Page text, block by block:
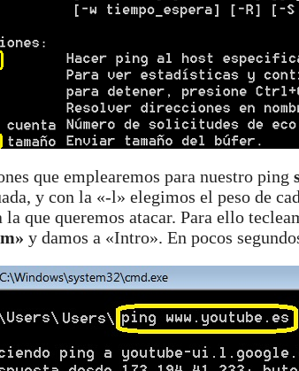
que emplearemos para nuestro ping
y con la «-l» elegimos el peso de
que queremos atacar. Para ello
y damos a «Intro». En pocos